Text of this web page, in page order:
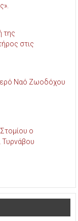
της
στις
Ναό Ζωοδόχου
ο
Τυρνάβου